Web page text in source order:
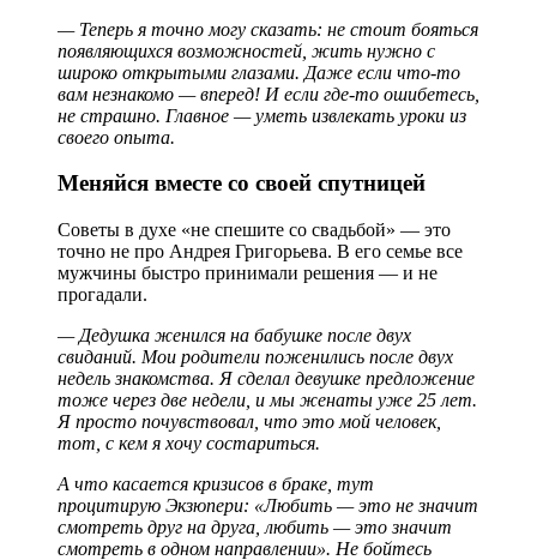
— Теперь я точно могу сказать: не стоит бояться
появляющихся возможностей, жить нужно с
широко открытыми глазами. Даже если что-то
вам незнакомо — вперед! И если где-то ошибетесь,
не страшно. Главное — уметь извлекать уроки из
своего опыта.
Меняйся вместе со своей спутницей
Советы в духе «не спешите со свадьбой» — это
точно не про Андрея Григорьева. В его семье все
мужчины быстро принимали решения — и не
прогадали.
— Дедушка женился на бабушке после двух
свиданий. Мои родители поженились после двух
недель знакомства. Я сделал девушке предложение
тоже через две недели, и мы женаты уже 25 лет.
Я просто почувствовал, что это мой человек,
тот, с кем я хочу состариться.
А что касается кризисов в браке, тут
процитирую Экзюпери: «Любить — это не значит
смотреть друг на друга, любить — это значит
смотреть в одном направлении». Не бойтесь